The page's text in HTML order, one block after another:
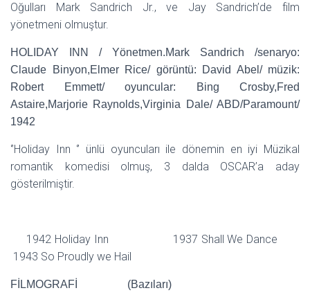
Oğulları Mark Sandrich Jr., ve Jay Sandrich’de film
yönetmeni olmuştur.
HOLIDAY INN / Yönetmen.Mark Sandrich /senaryo:
Claude Binyon,Elmer Rice/ görüntü: David Abel/ müzik:
Robert Emmett/ oyuncular: Bing Crosby,Fred
Astaire,Marjorie Raynolds,Virginia Dale/ ABD/Paramount/
1942
‘’Holiday Inn ‘’ ünlü oyuncuları ile dönemin en iyi Müzikal
romantik komedisi olmuş, 3 dalda OSCAR’a aday
gösterilmiştir.
1942 Holiday Inn 1937 Shall We Dance
1943 So Proudly we Hail
FİLMOGRAFİ (Bazıları)